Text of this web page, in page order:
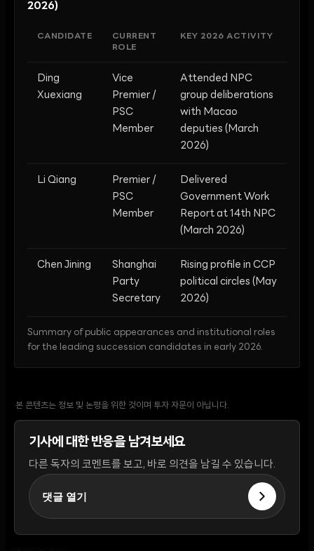
2026)
CANDIDATE
CURRENT
ROLE
KEY 2026 ACTIVITY
Ding
Xuexiang
Vice
Premier /
PSC
Member
Attended NPC
group deliberations
with Macao
deputies (March
2026)
Li Qiang
Premier /
PSC
Member
Delivered
Government Work
Report at 14th NPC
(March 2026)
Chen Jining
Shanghai
Party
Secretary
Rising profile in CCP
political circles (May
2026)
Summary of public appearances and institutional roles
for the leading succession candidates in early 2026.
본 콘텐츠는 정보 및 논평을 위한 것이며 투자 자문이 아닙니다.
기사에 대한 반응을 남겨보세요
다른 독자의 코멘트를 보고, 바로 의견을 남길 수 있습니다.
댓글 열기